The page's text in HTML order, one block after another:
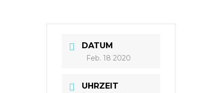
DATUM
Feb. 18 2020
UHRZEIT